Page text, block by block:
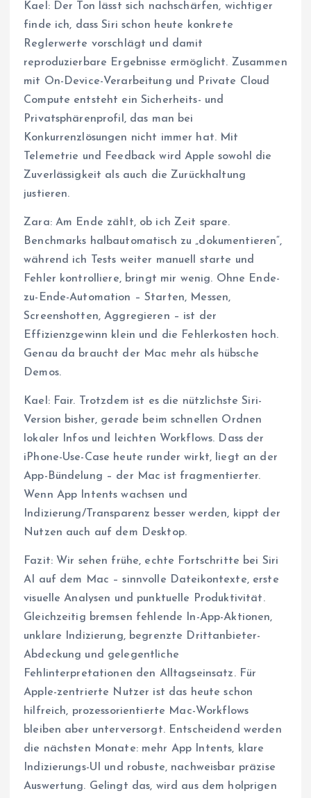
Kael: Der Ton lässt sich nachschärfen, wichtiger
finde ich, dass Siri schon heute konkrete
Reglerwerte vorschlägt und damit
reproduzierbare Ergebnisse ermöglicht. Zusammen
mit On-Device-Verarbeitung und Private Cloud
Compute entsteht ein Sicherheits- und
Privatsphärenprofil, das man bei
Konkurrenzlösungen nicht immer hat. Mit
Telemetrie und Feedback wird Apple sowohl die
Zuverlässigkeit als auch die Zurückhaltung
justieren.
Zara: Am Ende zählt, ob ich Zeit spare.
Benchmarks halbautomatisch zu „dokumentieren“,
während ich Tests weiter manuell starte und
Fehler kontrolliere, bringt mir wenig. Ohne Ende-
zu-Ende-Automation – Starten, Messen,
Screenshotten, Aggregieren – ist der
Effizienzgewinn klein und die Fehlerkosten hoch.
Genau da braucht der Mac mehr als hübsche
Demos.
Kael: Fair. Trotzdem ist es die nützlichste Siri-
Version bisher, gerade beim schnellen Ordnen
lokaler Infos und leichten Workflows. Dass der
iPhone-Use-Case heute runder wirkt, liegt an der
App-Bündelung – der Mac ist fragmentierter.
Wenn App Intents wachsen und
Indizierung/Transparenz besser werden, kippt der
Nutzen auch auf dem Desktop.
Fazit: Wir sehen frühe, echte Fortschritte bei Siri
AI auf dem Mac – sinnvolle Dateikontexte, erste
visuelle Analysen und punktuelle Produktivität.
Gleichzeitig bremsen fehlende In-App-Aktionen,
unklare Indizierung, begrenzte Drittanbieter-
Abdeckung und gelegentliche
Fehlinterpretationen den Alltagseinsatz. Für
Apple-zentrierte Nutzer ist das heute schon
hilfreich, prozessorientierte Mac-Workflows
bleiben aber unterversorgt. Entscheidend werden
die nächsten Monate: mehr App Intents, klare
Indizierungs-UI und robuste, nachweisbar präzise
Auswertung. Gelingt das, wird aus dem holprigen